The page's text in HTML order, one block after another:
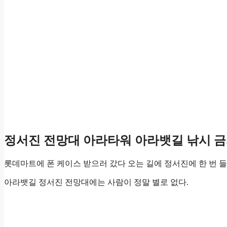
정서진 전망대 아라타워 아라뱃길 낚시 금
롯데마트에 폰 케이스 받으러 갔다 오는 길에 정서진에 한 번
아라뱃길 정서진 전망대에는 사람이 정말 별로 없다.